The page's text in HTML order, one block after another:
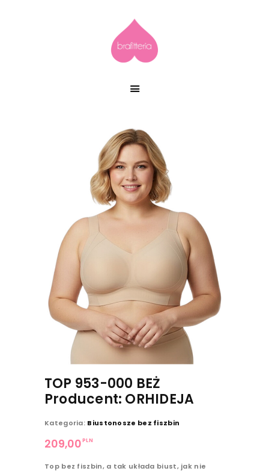
TOP 953-000 BEŻ
Producent: ORHIDEJA
Kategoria: Biustonosze bez fiszbin
209,00PLN
Top bez fiszbin, a tak układa biust, jak nie